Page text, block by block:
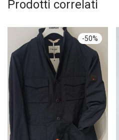
Prodotti correlati
-50%